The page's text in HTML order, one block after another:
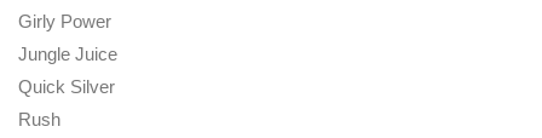
Girly Power
Jungle Juice
Quick Silver
Rush